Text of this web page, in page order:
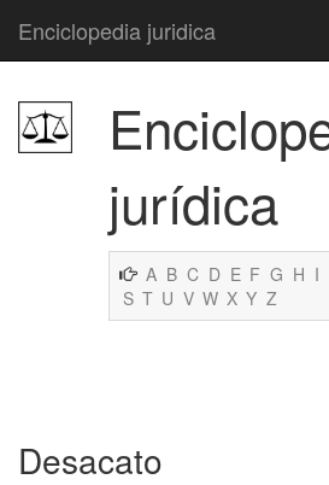
Enciclopedia juridica
jurídica
A B C D E F G H I
S T U V W X Y Z
Desacato